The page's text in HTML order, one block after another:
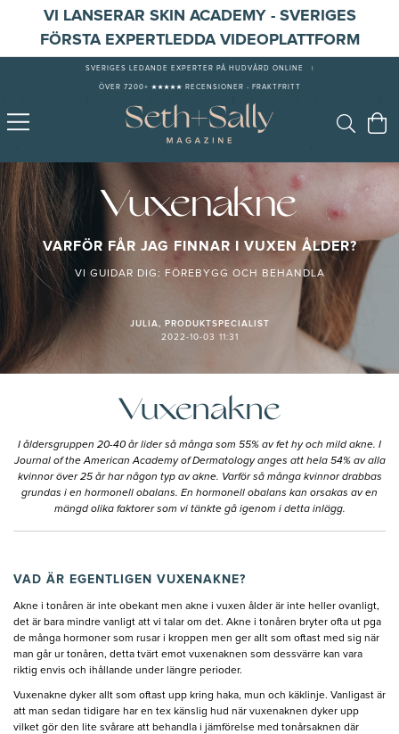
VI LANSERAR SKIN ACADEMY - SVERIGES
FÖRSTA EXPERTLEDDA VIDEOPLATTFORM
SVERIGES LEDANDE EXPERTER PÅ HUDVÅRD ONLINE
ÖVER 7200+ ★★★★★ RECENSIONER - FRAKTFRITT
Vuxenakne
VARFÖR FÅR JAG FINNAR I VUXEN ÅLDER?
VI GUIDAR DIG: FÖREBYGG OCH BEHANDLA
JULIA, PRODUKTSPECIALIST
2022-10-03 11:31
Vuxenakne
I åldersgruppen 20-40 år lider så många som 55% av fet hy och mild akne. I
Journal of the American Academy of Dermatology anges att hela 54% av alla
kvinnor över 25 år har någon typ av akne. Varför så många kvinnor drabbas
grundas i en hormonell obalans. En hormonell obalans kan orsakas av en
mängd olika faktorer som vi tänkte gå igenom i detta inlägg.
VAD ÄR EGENTLIGEN VUXENAKNE?
Akne i tonåren är inte obekant men akne i vuxen ålder är inte heller ovanligt,
det är bara mindre vanligt att vi talar om det. Akne i tonåren bryter ofta ut pga
de många hormoner som rusar i kroppen men ger allt som oftast med sig när
man går ur tonåren, detta tvärt emot vuxenaknen som dessvärre kan vara
riktig envis och ihållande under längre perioder.
Vuxenakne dyker allt som oftast upp kring haka, mun och käklinje. Vanligast är
att man sedan tidigare har en tex känslig hud när vuxenaknen dyker upp
vilket gör den lite svårare att behandla i jämförelse med tonårsaknen där